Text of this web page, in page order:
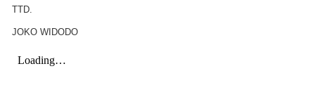
TTD.
JOKO WIDODO